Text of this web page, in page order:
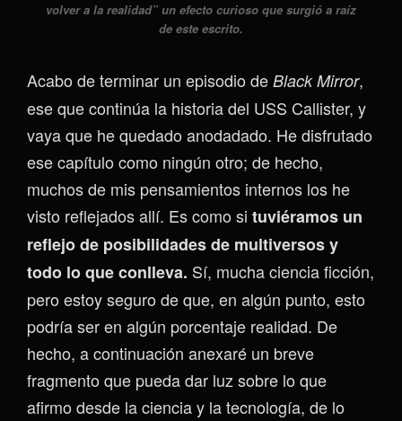
volver a la realidad” un efecto curioso que surgió a raíz
de este escrito.
Acabo de terminar un episodio de Black Mirror,
ese que continúa la historia del USS Callister, y
vaya que he quedado anodadado. He disfrutado
ese capítulo como ningún otro; de hecho,
muchos de mis pensamientos internos los he
visto reflejados allí. Es como si tuviéramos un
reflejo de posibilidades de multiversos y
todo lo que conlleva. Sí, mucha ciencia ficción,
pero estoy seguro de que, en algún punto, esto
podría ser en algún porcentaje realidad. De
hecho, a continuación anexaré un breve
fragmento que pueda dar luz sobre lo que
afirmo desde la ciencia y la tecnología, de lo